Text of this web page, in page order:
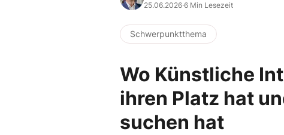
25.06.2026·6 Min Lesezeit
Schwerpunktthema
Wo Künstliche
ihren Platz hat
suchen hat